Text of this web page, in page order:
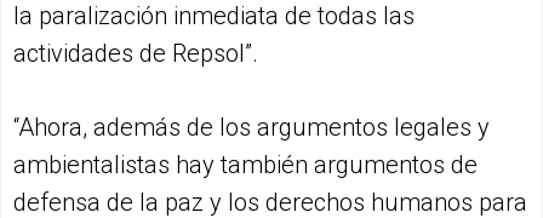
la paralización inmediata de todas las
actividades de Repsol”.
“Ahora, además de los argumentos legales y
ambientalistas hay también argumentos de
defensa de la paz y los derechos humanos para